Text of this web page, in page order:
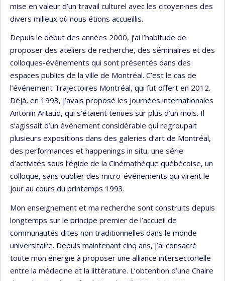
mise en valeur d’un travail culturel avec les citoyen·nes des
divers milieux où nous étions accueillis.
Depuis le début des années 2000, j’ai l’habitude de
proposer des ateliers de recherche, des séminaires et des
colloques-événements qui sont présentés dans des
espaces publics de la ville de Montréal. C’est le cas de
l’événement Trajectoires Montréal, qui fut offert en 2012.
Déjà, en 1993, j’avais proposé les Journées internationales
Antonin Artaud, qui s’étaient tenues sur plus d’un mois. Il
s’agissait d’un événement considérable qui regroupait
plusieurs expositions dans des galeries d’art de Montréal,
des performances et happenings in situ, une série
d’activités sous l’égide de la Cinémathèque québécoise, un
colloque, sans oublier des micro-événements qui virent le
jour au cours du printemps 1993.
Mon enseignement et ma recherche sont construits depuis
longtemps sur le principe premier de l’accueil de
communautés dites non traditionnelles dans le monde
universitaire. Depuis maintenant cinq ans, j’ai consacré
toute mon énergie à proposer une alliance intersectorielle
entre la médecine et la littérature. L’obtention d’une Chaire